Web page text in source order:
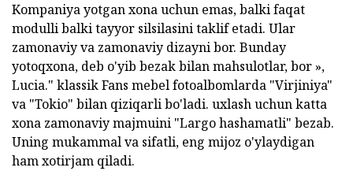
Kompaniya yotgan xona uchun emas, balki faqat
modulli balki tayyor silsilasini taklif etadi. Ular
zamonaviy va zamonaviy dizayni bor. Bunday
yotoqxona, deb o'yib bezak bilan mahsulotlar, bor »,
Lucia." klassik Fans mebel fotoalbomlarda "Virjiniya"
va "Tokio" bilan qiziqarli bo'ladi. uxlash uchun katta
xona zamonaviy majmuini "Largo hashamatli" bezab.
Uning mukammal va sifatli, eng mijoz o'ylaydigan
ham xotirjam qiladi.